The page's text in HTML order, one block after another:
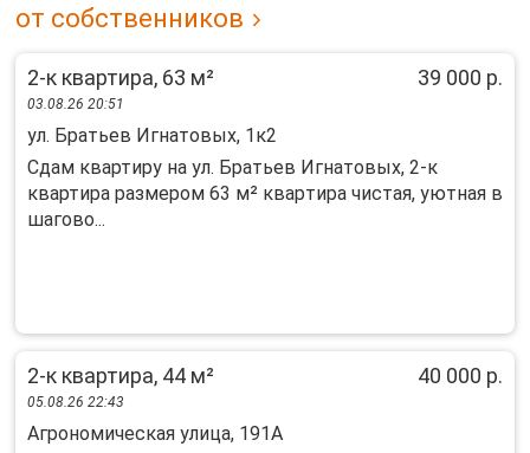
от собственников
2-к квартира, 63 м² 39 000 р.
03.08.26 20:51
ул. Братьев Игнатовых, 1к2
Сдaм квартиру нa ул. Брaтьев Игнатовых, 2-к
квaртиpа рaзмером 63 м² кваpтиpa чиcтaя, уютнaя в
шaгово...
2-к квартира, 44 м² 40 000 р.
05.08.26 22:43
Агрономическая улица, 191А